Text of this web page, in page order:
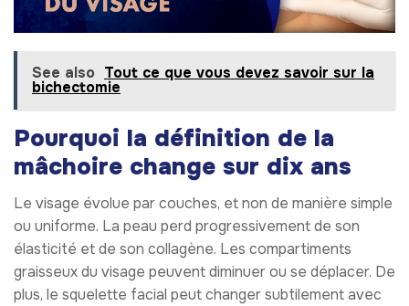
See also Tout ce que vous devez savoir sur la
bichectomie
Pourquoi la définition de la
mâchoire change sur dix ans
Le visage évolue par couches, et non de manière simple
ou uniforme. La peau perd progressivement de son
élasticité et de son collagène. Les compartiments
graisseux du visage peuvent diminuer ou se déplacer. De
plus, le squelette facial peut changer subtilement avec